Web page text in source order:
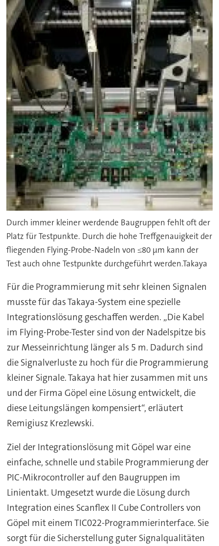
Durch immer kleiner werdende Baugruppen fehlt oft der
Platz für Testpunkte. Durch die hohe Treffgenauigkeit der
fliegenden Flying-Probe-Nadeln von ≤80 µm kann der
Test auch ohne Testpunkte durchgeführt werden.Takaya
Für die Programmierung mit sehr kleinen Signalen
musste für das Takaya-System eine spezielle
Integrationslösung geschaffen werden. „Die Kabel
im Flying-Probe-Tester sind von der Nadelspitze bis
zur Messeinrichtung länger als 5 m. Dadurch sind
die Signalverluste zu hoch für die Programmierung
kleiner Signale. Takaya hat hier zusammen mit uns
und der Firma Göpel eine Lösung entwickelt, die
diese Leitungslängen kompensiert“, erläutert
Remigiusz Krezlewski.
Ziel der Integrationslösung mit Göpel war eine
einfache, schnelle und stabile Programmierung der
PIC-Mikrocontroller auf den Baugruppen im
Linientakt. Umgesetzt wurde die Lösung durch
Integration eines Scanflex II Cube Controllers von
Göpel mit einem TIC022-Programmierinterface. Sie
sorgt für die Sicherstellung guter Signalqualitäten